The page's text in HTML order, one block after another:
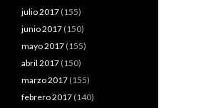
julio 2017 (155)
junio 2017 (150)
mayo 2017 (155)
abril 2017 (150)
marzo 2017 (155)
febrero 2017 (140)